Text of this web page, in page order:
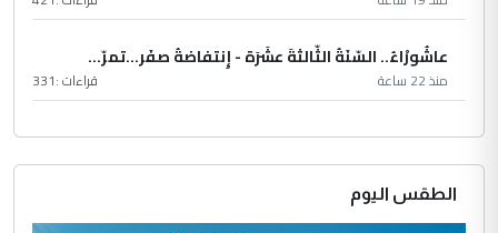
عاشُورْاءُ.. السّنَةُ الثّالثةَ عشَرَة - إِنتفاضةُ صفَر…تمرّ...
منذ 22 ساعة قراءات :331
الطقس اليوم